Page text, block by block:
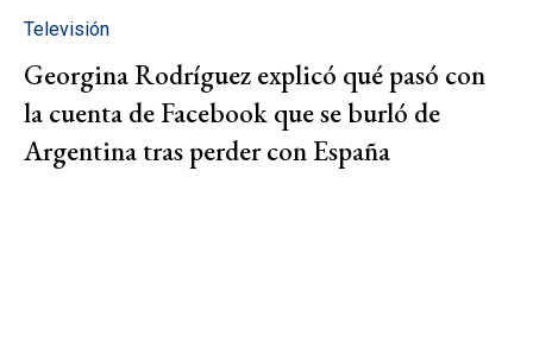
Televisión
Georgina Rodríguez explicó qué pasó con
la cuenta de Facebook que se burló de
Argentina tras perder con España